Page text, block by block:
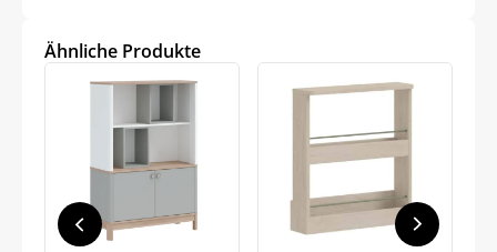
Ähnliche Produkte
Jetzt 5% Rabatt
auf Ihre erste Bestellung sichern!